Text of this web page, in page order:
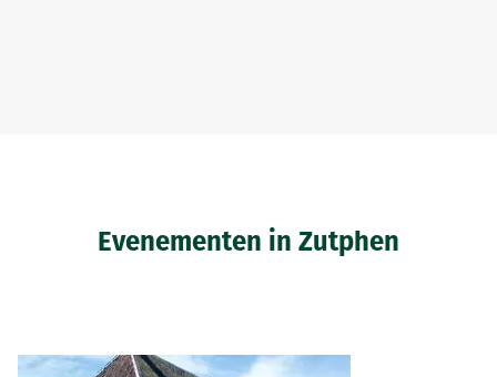
Evenementen in Zutphen